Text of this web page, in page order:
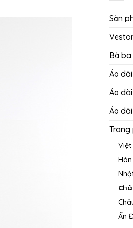
Sản
Bà ba
Áo
Áo
Áo
Trang
Việt
Ấn